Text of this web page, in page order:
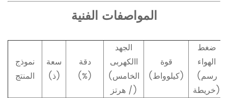
المواصفات الفنية
نموذج
المنتج
سعة
(ذ)
دقة
(%)
الجهد
االكهربى
(الخامس
/ هرتز)
قوة
(كيلوواط)
ضغط
الهواء
(رسم
خريطة)